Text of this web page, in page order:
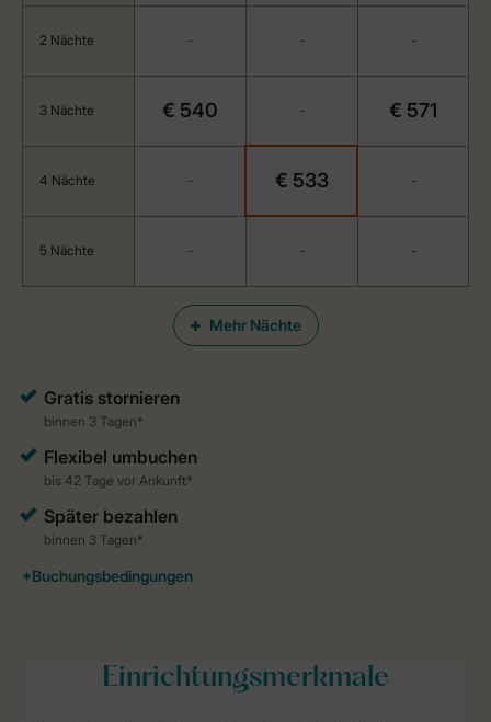
Mehr Nächte
2 Nächte - - -
3 Nächte € 540 - € 571
4 Nächte - € 533 -
5 Nächte - - -
Einrichtungsmerkmale